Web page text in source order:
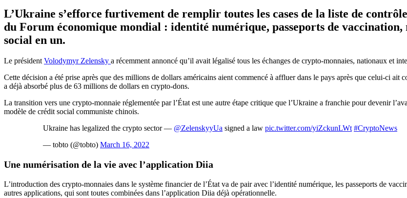
L’Ukraine s’efforce furtivement de remplir toutes les cases de la liste de
du Forum économique mondial : identité numérique, passeports de vaccination,
social en un.
Le président Volodymyr Zelensky a récemment annoncé qu’il avait légalisé tous les échanges de crypto-monnaies, nationaux et
Cette décision a été prise après que des millions de dollars américains aient commencé à affluer dans le pays après que celui-ci
a déjà absorbé plus de 63 millions de dollars en crypto-dons.
La transition vers une crypto-monnaie réglementée par l’État est une autre étape critique que l’Ukraine a franchie pour devenir
modèle de crédit social communiste chinois.
Ukraine has legalized the crypto sector — @ZelenskyyUa signed a law pic.twitter.com/yiZckunLWt #CryptoNews
— tobto (@tobto) March 16, 2022
Une numérisation de la vie avec l’application Diia
L’introduction des crypto-monnaies dans le système financier de l’État va de pair avec l’identité numérique, les passeports de
autres applications, qui sont toutes combinées dans l’application Diia déjà opérationnelle.